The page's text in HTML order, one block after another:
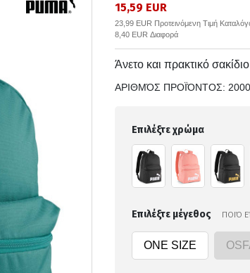
15,59 EUR
23,99 EUR Προτεινόμενη Τιμή
8,40 EUR Διαφορά
Άνετο και πρακτικό
ΑΡΙΘΜΌΣ ΠΡΟΪΌΝΤΟΣ:
Επιλέξτε χρώμα
Επιλέξτε μέγεθος ΠΟΙΌ
ONE SIZE